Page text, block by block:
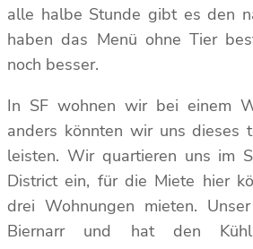
alle halbe Stunde gibt es den
haben das Menü ohne Tier
noch besser.
In SF wohnen wir bei einem
anders könnten wir uns dieses
leisten. Wir quartieren uns im
District ein, für die Miete hier
drei Wohnungen mieten.
Biernarr und hat den